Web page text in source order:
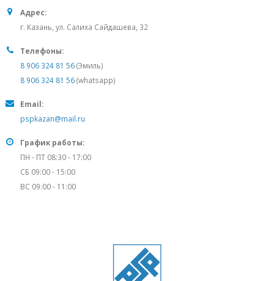
Адрес:
г. Казань, ул. Салиха Сайдашева, 32
Телефоны:
8 906 324 81 56(Эмиль)
8 906 324 81 56(whatsapp)
Email:
pspkazan@mail.ru
График работы:
ПН - ПТ 08:30 - 17:00
СБ 09:00 - 15:00
ВС 09:00 - 11:00